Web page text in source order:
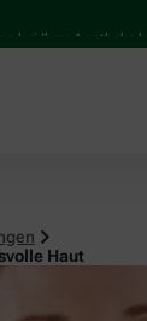
Apotheke bestellen
Haut